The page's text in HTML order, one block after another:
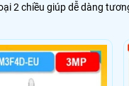
2 chiều giúp dễ dàng